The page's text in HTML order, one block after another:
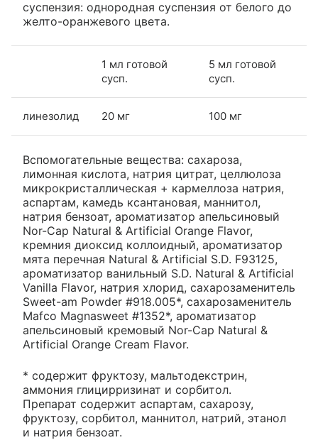
суспензия: однородная суспензия от белого до
желто-оранжевого цвета.
1 мл готовой
сусп.
5 мл готовой
сусп.
линезолид 20 мг 100 мг
Вспомогательные вещества: сахароза,
лимонная кислота, натрия цитрат, целлюлоза
микрокристаллическая + кармеллоза натрия,
аспартам, камедь ксантановая, маннитол,
натрия бензоат, ароматизатор апельсиновый
Nor-Cap Natural & Artificial Orange Flavor,
кремния диоксид коллоидный, ароматизатор
мята перечная Natural & Artificial S.D. F93125,
ароматизатор ванильный S.D. Natural & Artificial
Vanilla Flavor, натрия хлорид, сахарозаменитель
Sweet-am Powder #918.005*, сахарозаменитель
Mafco Magnasweet #1352*, ароматизатор
апельсиновый кремовый Nor-Cap Natural &
Artificial Orange Cream Flavor.
* содержит фруктозу, мальтодекстрин,
аммония глицирризинат и сорбитол.
Препарат содержит аспартам, сахарозу,
фруктозу, сорбитол, маннитол, натрий, этанол
и натрия бензоат.